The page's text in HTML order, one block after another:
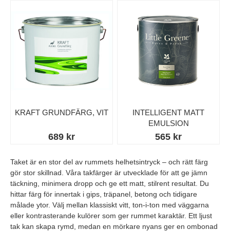
KRAFT GRUNDFÄRG, VIT
689 kr
INTELLIGENT MATT
EMULSION
565 kr
Taket är en stor del av rummets helhetsintryck – och rätt färg
gör stor skillnad. Våra takfärger är utvecklade för att ge jämn
täckning, minimera dropp och ge ett matt, stilrent resultat. Du
hittar färg för innertak i gips, träpanel, betong och tidigare
målade ytor. Välj mellan klassiskt vitt, ton-i-ton med väggarna
eller kontrasterande kulörer som ger rummet karaktär. Ett ljust
tak kan skapa rymd, medan en mörkare nyans ger en ombonad